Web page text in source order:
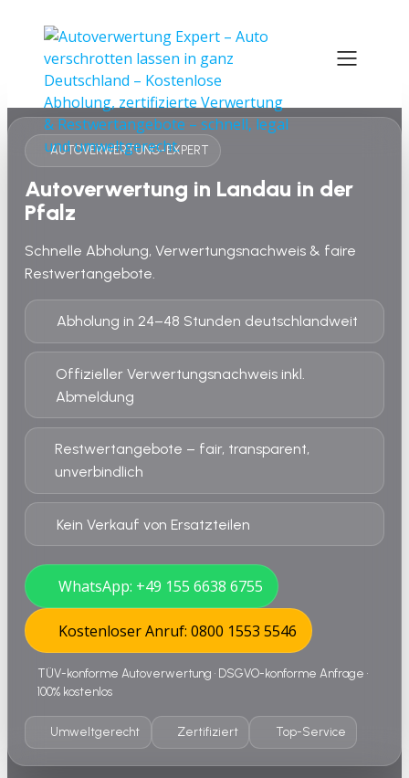
AUTOVERWERTUNG-EXPERT
Autoverwertung in Landau in der
Pfalz
Schnelle Abholung, Verwertungsnachweis & faire
Restwertangebote.
Abholung in 24–48 Stunden deutschlandweit
Offizieller Verwertungsnachweis inkl.
Abmeldung
Restwertangebote – fair, transparent,
unverbindlich
Kein Verkauf von Ersatzteilen
WhatsApp: +49 155 6638 6755
Kostenloser Anruf: 0800 1553 5546
TÜV-konforme Autoverwertung • DSGVO-konforme Anfrage •
100% kostenlos
Umweltgerecht Zertifiziert Top-Service